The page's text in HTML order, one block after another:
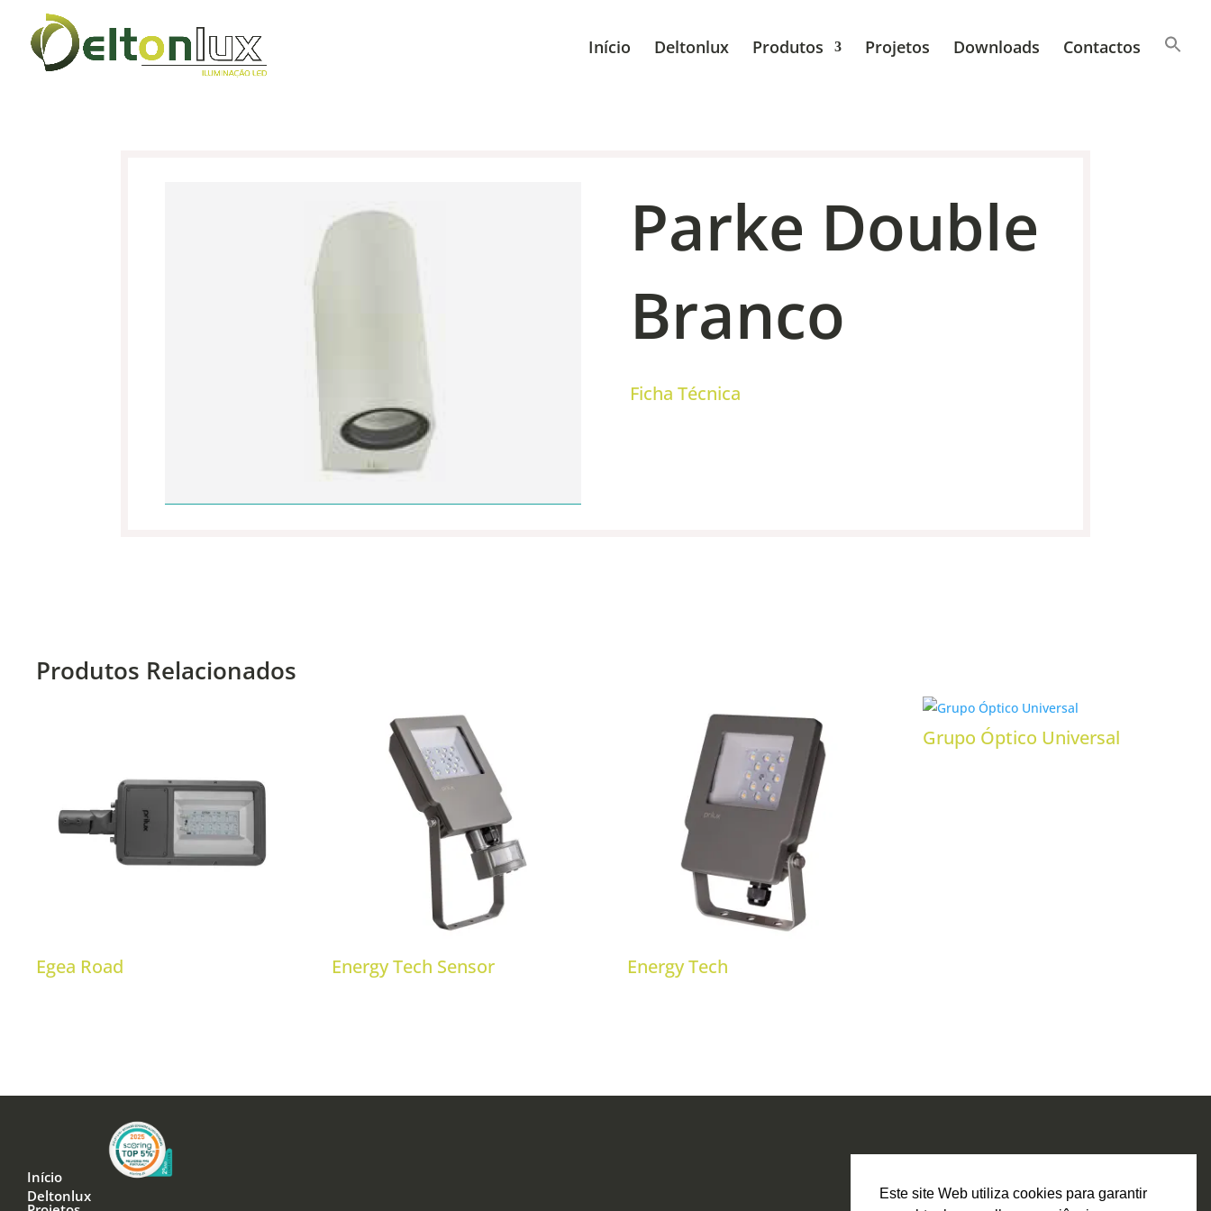
Início Deltonlux Produtos Projetos Downloads Contactos
Parke Double
Branco
Ficha Técnica
Produtos Relacionados
Egea Road Energy Tech Sensor Energy Tech
Grupo Óptico Universal
Início
Deltonlux
Este site Web utiliza cookies para garantir